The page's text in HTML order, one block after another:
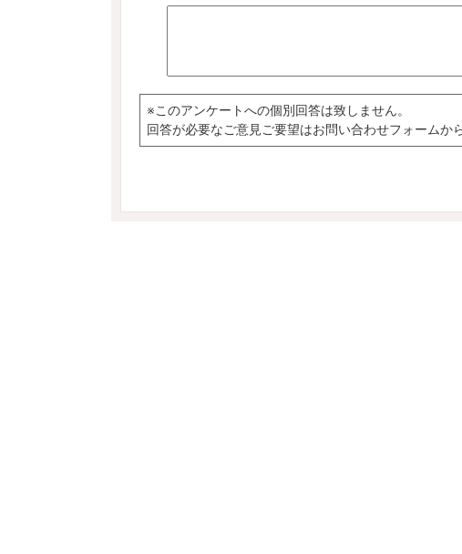
※このアンケートへの個別回答は致しません。
回答が必要なご意見ご要望はお問い合わせフォームか